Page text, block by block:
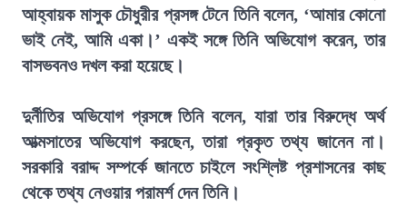
আহ্বায়ক মাসুক চৌধুরীর প্রসঙ্গ টেনে তিনি বলেন, ‘আমার কোনো
ভাই নেই, আমি একা।’ একই সঙ্গে তিনি অভিযোগ করেন, তার
বাসভবনও দখল করা হয়েছে।
দুর্নীতির অভিযোগ প্রসঙ্গে তিনি বলেন, যারা তার বিরুদ্ধে অর্থ
আত্মসাতের অভিযোগ করছেন, তারা প্রকৃত তথ্য জানেন না।
সরকারি বরাদ্দ সম্পর্কে জানতে চাইলে সংশ্লিষ্ট প্রশাসনের কাছ
থেকে তথ্য নেওয়ার পরামর্শ দেন তিনি।